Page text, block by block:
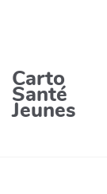
Carto
Santé
Jeunes